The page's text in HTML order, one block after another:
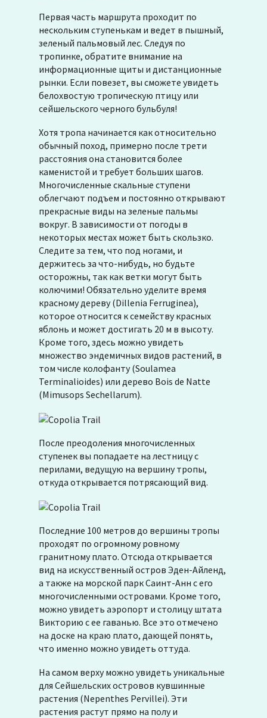
Первая часть маршрута проходит по
нескольким ступенькам и ведет в пышный,
зеленый пальмовый лес. Следуя по
тропинке, обратите внимание на
информационные щиты и дистанционные
рынки. Если повезет, вы сможете увидеть
белохвостую тропическую птицу или
сейшельского черного бульбуля!
Хотя тропа начинается как относительно
обычный поход, примерно после трети
расстояния она становится более
каменистой и требует больших шагов.
Многочисленные скальные ступени
облегчают подъем и постоянно открывают
прекрасные виды на зеленые пальмы
вокруг. В зависимости от погоды в
некоторых местах может быть скользко.
Следите за тем, что под ногами, и
держитесь за что-нибудь, но будьте
осторожны, так как ветки могут быть
колючими! Обязательно уделите время
красному дереву (Dillenia Ferruginea),
которое относится к семейству красных
яблонь и может достигать 20 м в высоту.
Кроме того, здесь можно увидеть
множество эндемичных видов растений, в
том числе колофанту (Soulamea
Terminalioides) или дерево Bois de Natte
(Mimusops Sechellarum).
После преодоления многочисленных
ступенек вы попадаете на лестницу с
перилами, ведущую на вершину тропы,
откуда открывается потрясающий вид.
Последние 100 метров до вершины тропы
проходят по огромному ровному
гранитному плато. Отсюда открывается
вид на искусственный остров Эден-Айленд,
а также на морской парк Саинт-Анн с его
многочисленными островами. Кроме того,
можно увидеть аэропорт и столицу штата
Викторию с ее гаванью. Все это отмечено
на доске на краю плато, дающей понять,
что именно можно увидеть оттуда.
На самом верху можно увидеть уникальные
для Сейшельских островов кувшинные
растения (Nepenthes Pervillei). Эти
растения растут прямо на полу и